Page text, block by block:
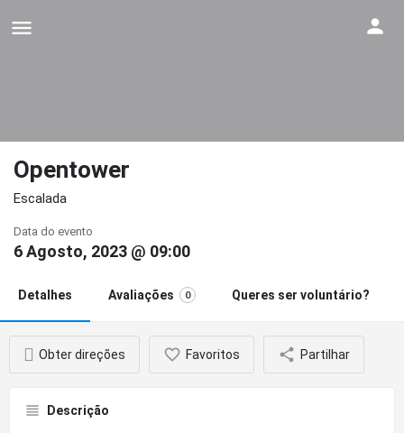
Opentower
Escalada
Data do evento
6 Agosto, 2023 @ 09:00
Detalhes Avaliações 0 Queres ser voluntário?
Obter direções Favoritos Partilhar
Descrição